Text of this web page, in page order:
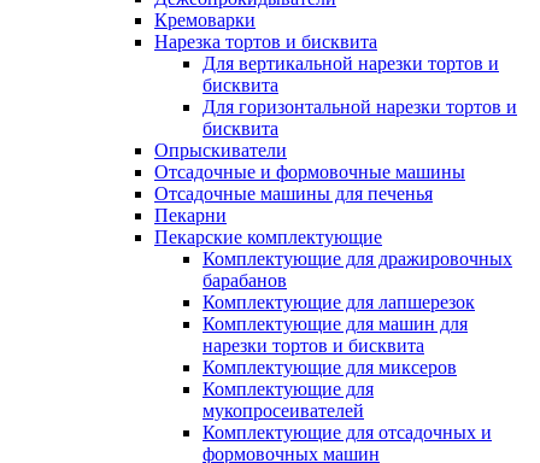
Кремоварки
Нарезка тортов и бисквита
Для вертикальной нарезки тортов и
бисквита
Для горизонтальной нарезки тортов и
бисквита
Опрыскиватели
Отсадочные и формовочные машины
Отсадочные машины для печенья
Пекарни
Пекарские комплектующие
Комплектующие для дражировочных
барабанов
Комплектующие для лапшерезок
Комплектующие для машин для
нарезки тортов и бисквита
Комплектующие для миксеров
Комплектующие для
мукопросеивателей
Комплектующие для отсадочных и
формовочных машин